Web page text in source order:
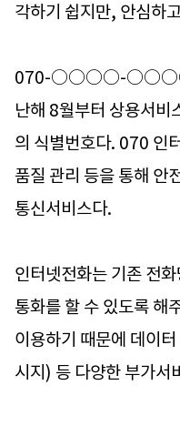
각하기 쉽지만, 안심하
070-○○○○-○○○○
난해 8월부터 상용서
의 식별번호다. 070 인
품질 관리 등을 통해 안
통신서비스다.
인터넷전화는 기존 전
통화를 할 수 있도록 해
이용하기 때문에 데이
시지) 등 다양한 부가서